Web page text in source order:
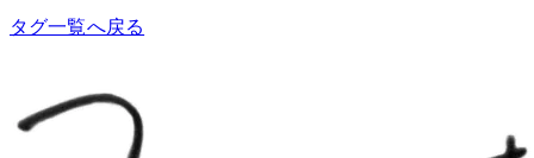
タグ一覧へ戻る